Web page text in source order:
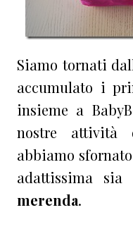
Siamo tornati
accumulato i
insieme a
nostre
abbiamo
adattissima sia
merenda.